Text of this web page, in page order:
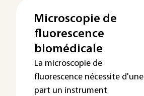
Microscopie de
fluorescence
biomédicale
La microscopie de
fluorescence nécessite d'une
part un instrument